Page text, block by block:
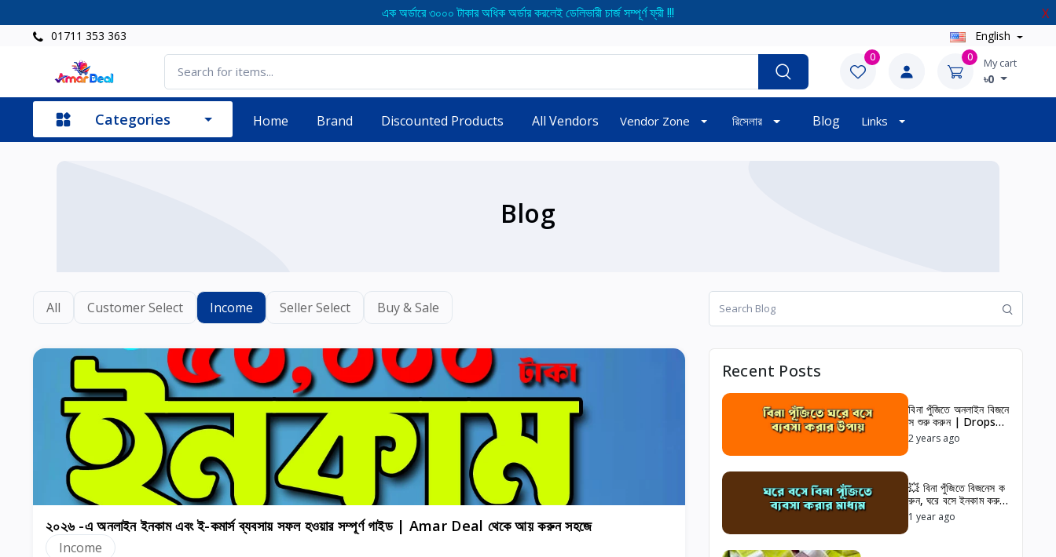
এক অর্ডারে ৩০০০ টাকার অধিক অর্ডার করলেই ডেলিভারী চার্জ সম্পূর্ণ ফ্রী !!! X
01711 353 363 English
0 0 My cart
৳0
Categories Home Brand Discounted Products All Vendors Vendor Zone রিসেলার Blog Links
Blog
All Customer Select Income Seller Select Buy & Sale
২০২৬ -এ অনলাইন ইনকাম এবং ই-কমার্স ব্যবসায় সফল হওয়ার সম্পূর্ণ গাইড | Amar Deal থেকে আয় করুন সহজে
Income
Recent Posts
বিনা পুঁজিতে অনলাইন বিজনে
স শুরু করুন | Dropshi
pping & Reselling
Platform Banglade
2 years ago
💥 বিনা পুঁজিতে বিজনেস ক
রুন, ঘরে বসে ইনকাম করুন
💥
1 year ago